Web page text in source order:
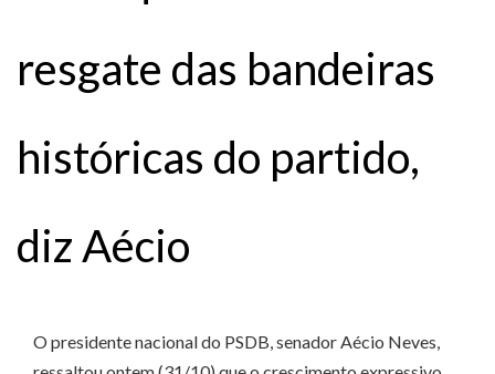
resgate das bandeiras
históricas do partido,
diz Aécio
O presidente nacional do PSDB, senador Aécio Neves,